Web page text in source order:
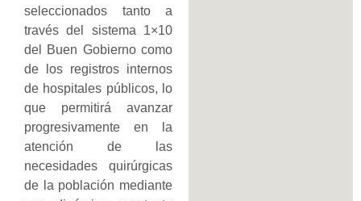
seleccionados tanto a
través del sistema 1×10
del Buen Gobierno como
de los registros internos
de hospitales públicos, lo
que permitirá avanzar
progresivamente en la
atención de las
necesidades quirúrgicas
de la población mediante